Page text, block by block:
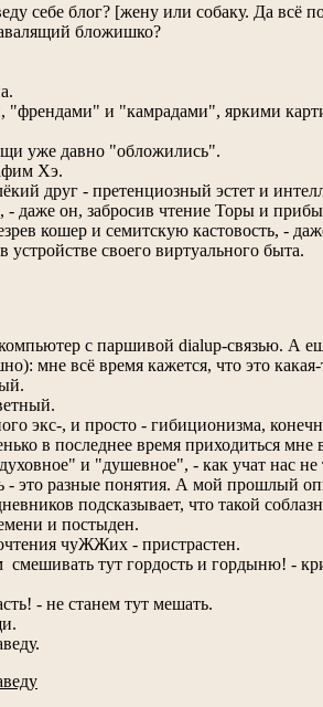
себе блог? [жену или собаку. Да всё
бложишко?
"френдами" и "камрадами", яркими
уже давно "обложились".
Хэ.
друг - претенциозный эстет и
даже он, забросив чтение Торы и
кошер и семитскую кастовость, -
устройстве своего виртуального быта.
с паршивой dialup-связью. А
мне всё время кажется, что это какая-
экс-, и просто - гибиционизма,
в последнее время приходиться мне
и "душевное", - как учат нас не
- это разные понятия. А мой прошлый
подсказывает, что такой
и постыден.
чуЖЖих - пристрастен.
смешивать тут гордость и гордыню! -
- не станем тут мешать.